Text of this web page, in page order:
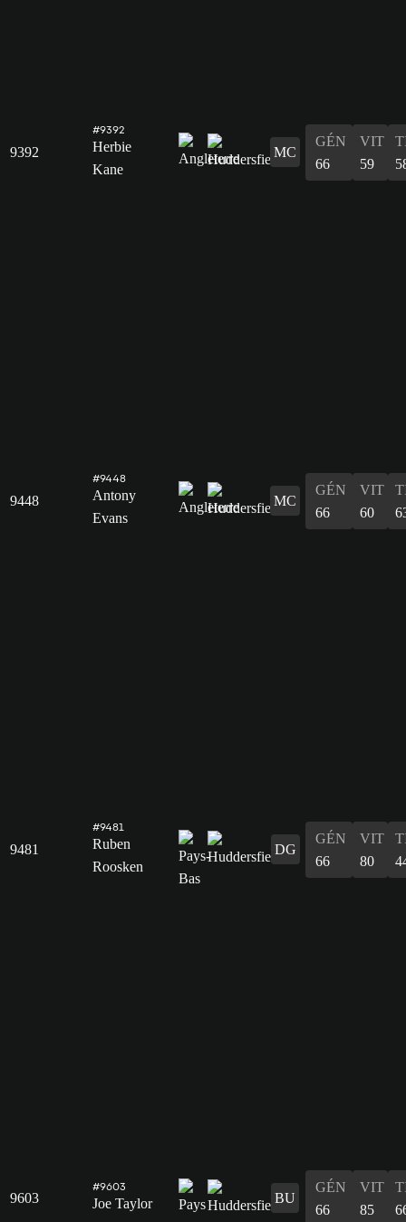
9392
#9392
Herbie
Kane
MC
GÉN
66
VIT
59
9448
#9448
Antony
Evans
MC
GÉN
66
VIT
60
9481
#9481
Ruben
Roosken
DG
GÉN
66
VIT
80
9603
#9603
Joe Taylor BU
GÉN
66
VIT
85